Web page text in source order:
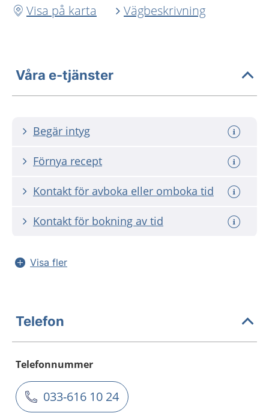
Visa på karta
Vägbeskrivning
Våra e-tjänster
Begär intyg
Förnya recept
Kontakt för avboka eller omboka tid
Kontakt för bokning av tid
Visa fler
Telefon
Telefonnummer
033-616 10 24